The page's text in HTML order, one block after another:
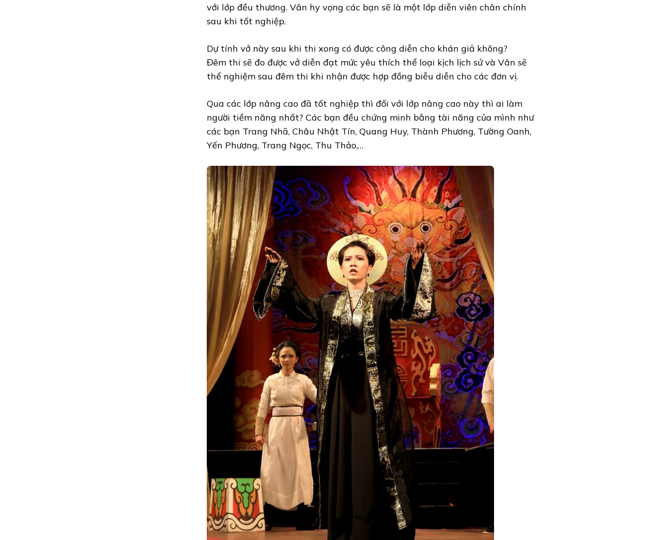
với lớp đều thương. Vân hy vọng các bạn sẽ là một lớp diễn viên chân chính
sau khi tốt nghiệp.
Dự tính vở này sau khi thi xong có được công diễn cho khán giả không?
Đêm thi sẽ đo được vở diễn đạt mức yêu thích thể loại kịch lịch sử và Vân sẽ
thể nghiệm sau đêm thi khi nhận được hợp đồng biễu diễn cho các đơn vị.
Qua các lớp nâng cao đã tốt nghiệp thì đối với lớp nâng cao này thì ai làm
người tiềm năng nhất? Các bạn đều chứng minh bằng tài năng của mình như
các bạn Trang Nhã, Châu Nhật Tín, Quang Huy, Thành Phương, Tường Oanh,
Yến Phương, Trang Ngọc, Thu Thảo,…